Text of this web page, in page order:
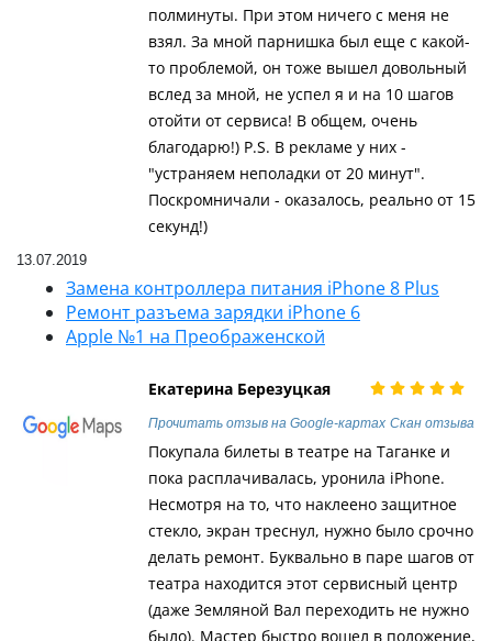
полминуты. При этом ничего с меня не
взял. За мной парнишка был еще с какой-
то проблемой, он тоже вышел довольный
вслед за мной, не успел я и на 10 шагов
отойти от сервиса! В общем, очень
благодарю!) P.S. В рекламе у них -
"устраняем неполадки от 20 минут".
Поскромничали - оказалось, реально от 15
секунд!)
13.07.2019
Замена контроллера питания iPhone 8 Plus
Ремонт разъема зарядки iPhone 6
Apple №1 на Преображенской
Екатерина Березуцкая
Прочитать отзыв на Google-картах Скан отзыва
Покупала билеты в театре на Таганке и
пока расплачивалась, уронила iPhone.
Несмотря на то, что наклеено защитное
стекло, экран треснул, нужно было срочно
делать ремонт. Буквально в паре шагов от
театра находится этот сервисный центр
(даже Земляной Вал переходить не нужно
было). Мастер быстро вошел в положение,